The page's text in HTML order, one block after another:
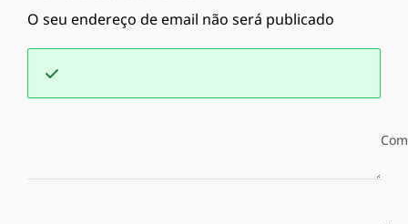
O seu endereço de email não será publicado